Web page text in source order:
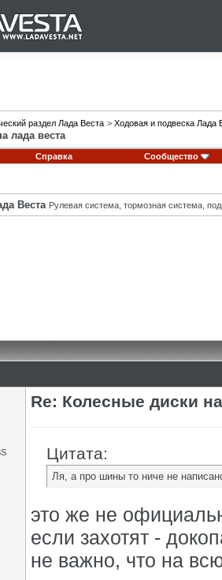
раздел Лада Веста > Ходовая и подвеска Лада
лада веста
Справка Сообщество
Веста Рулевая система, тормозная система,
Re: Колесные диски
Цитата:
Ля, а про шины то ниче не
это же не
если захотят -
не важно, что на